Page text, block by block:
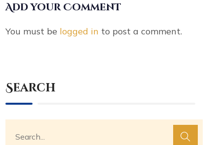
Add your Comment
You must be logged in to post a comment.
Search